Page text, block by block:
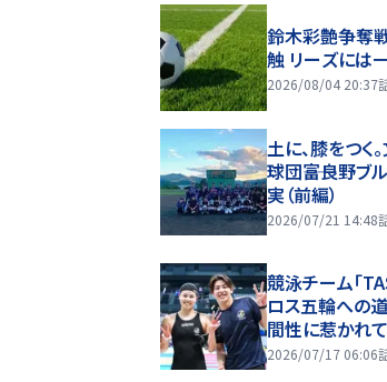
鈴木彩艶争奪
触 リーズには
2026/08/04 20:37
土に、膝をつく
球団――富良野ブ
実（前編）
2026/07/21 14:48
競泳チーム「
ロス五輪への
間性に惹かれ
2026/07/17 06:06